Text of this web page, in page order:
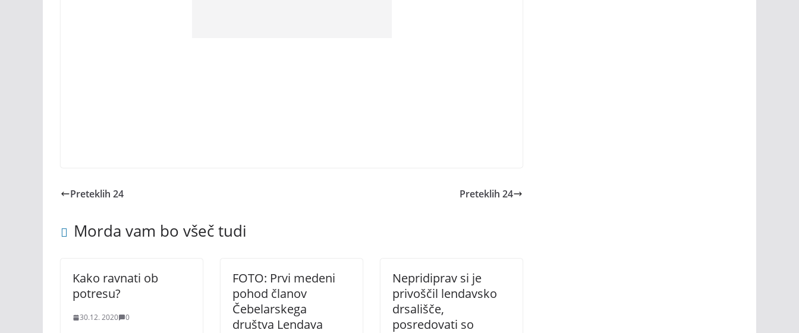
Preteklih 24 Preteklih 24
Morda vam bo všeč tudi
Kako ravnati ob
potresu?
30.12. 2020 0
FOTO: Prvi medeni
pohod članov
Čebelarskega
društva Lendava
Nepridiprav si je
privoščil lendavsko
drsališče,
posredovati so